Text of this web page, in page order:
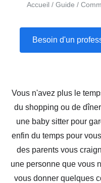
Accueil Guide
Besoin d'un
Vous n'avez plus le
du shopping ou de
une baby sitter pour
enfin du temps pour
des parents vous
une personne que vous
vous donner quelques